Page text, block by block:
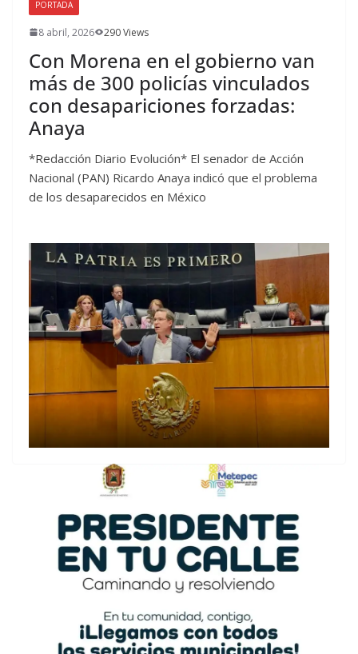
PORTADA
8 abril, 2026 290 Views
Con Morena en el gobierno van
más de 300 policías vinculados
con desapariciones forzadas:
Anaya
*Redacción Diario Evolución* El senador de Acción
Nacional (PAN) Ricardo Anaya indicó que el problema
de los desaparecidos en México